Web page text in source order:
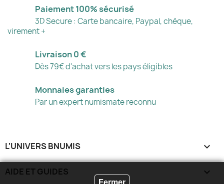
Paiement 100% sécurisé
3D Secure : Carte bancaire, Paypal, chèque,
virement +
Livraison 0 €
Dès 79€ d'achat vers les pays éligibles
Monnaies garanties
Par un expert numismate reconnu
L'UNIVERS BNUMIS 
AIDE ET GUIDES 
Fermer